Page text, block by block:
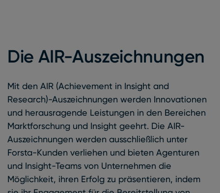
Die AIR-Auszeichnungen
Mit den AIR (Achievement in Insight and
Research)-Auszeichnungen werden Innovationen
und herausragende Leistungen in den Bereichen
Marktforschung und Insight geehrt. Die AIR-
Auszeichnungen werden ausschließlich unter
Forsta-Kunden verliehen und bieten Agenturen
und Insight-Teams von Unternehmen die
Möglichkeit, ihren Erfolg zu präsentieren, indem